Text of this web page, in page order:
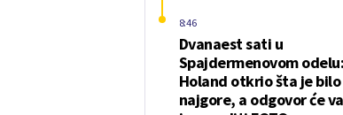
Dvanaest sati u
Spajdermenovom
Holand otkrio šta je bilo
najgore, a odgovor će
8:46